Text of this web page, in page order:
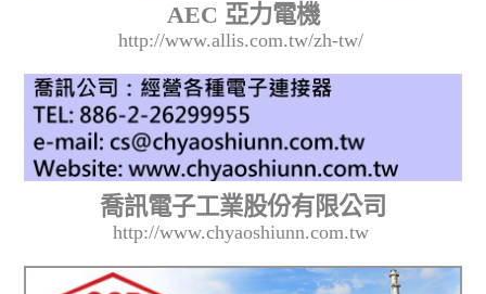
AEC 亞力電機
http://www.allis.com.tw/zh-tw/
喬訊電子工業股份有限公司
http://www.chyaoshiunn.com.tw